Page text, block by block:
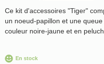
Ce kit d'accessoires "Tiger"
un noeud-papillon et une
couleur noire-jaune et en
En stock